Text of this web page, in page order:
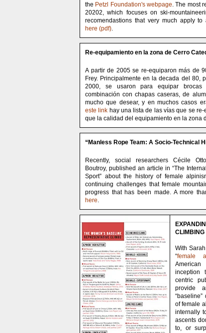
the Petzl Foundation's webpage. The most
20202, which focuses on ski-
recomendastions that very much apply
here (pdf).
Re-equipamiento en la zona de Cerro
A partir de 2005 se re-equiparon más de
Frey. Principalmente en la decada del 80,
2000, se usaron para equipar brocas
combinación con chapas caseras, de
mucho que desear, y en muchos casos
este link hay una lista de las vías que se
que la calidad del equipamiento en la zona
“Manless Rope Team: A Socio-Technical
Recently, social researchers Cécile
Boutroy, published an article in “The
Sport” about the history of female
continuing challenges that female
progress that has been made. A more
here.
CLIMBING
With
“female
inception
centric
provide
“baseline”
of female
internally
ascents
to, or